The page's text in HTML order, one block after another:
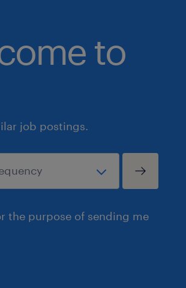
to
job postings.
the purpose of sending me